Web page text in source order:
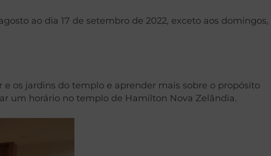
ao dia 17 de setembro de 2022, exceto aos domingos,
os jardins do templo e aprender mais sobre o propósito
um horário no templo de Hamilton Nova Zelândia.